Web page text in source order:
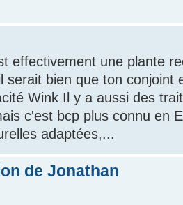
effectivement une plante
serait bien que ton conjoint
Wink Il y a aussi des
c'est bcp plus connu en
adaptées,...
de Jonathan